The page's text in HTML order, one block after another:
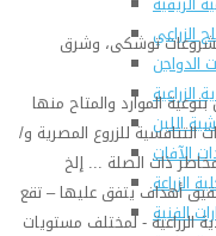
الزراعي
الدواجن
الزراعية
اللبن
الآفات
الزراعة
الفنية
توشكى، وشرق
الموارد والمتاح منها
التنافسية للزروع المصرية و/
ذات الصلة ... إلخ
أهداف يتفق عليها – تقع
الزراعية - لمختلف مستويات